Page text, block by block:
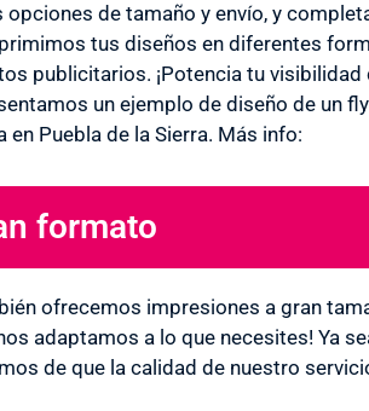
de tamaño y envío, y
tus diseños en diferentes
publicitarios. ¡Potencia tu
un ejemplo de diseño de un
Puebla de la Sierra. Más info:
formato
ofrecemos impresiones a gran
adaptamos a lo que necesites! Ya
de que la calidad de nuestro